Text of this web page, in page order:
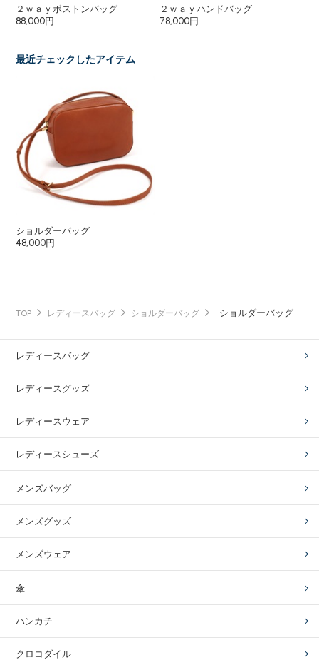
２ｗａｙボストンバッグ
88,000円
２ｗａｙハンドバッグ
78,000円
最近チェックしたアイテム
ショルダーバッグ
48,000円
TOP レディースバッグ ショルダーバッグ ショルダーバッグ
レディースバッグ
レディースグッズ
レディースウェア
レディースシューズ
メンズバッグ
メンズグッズ
メンズウェア
傘
ハンカチ
クロコダイル